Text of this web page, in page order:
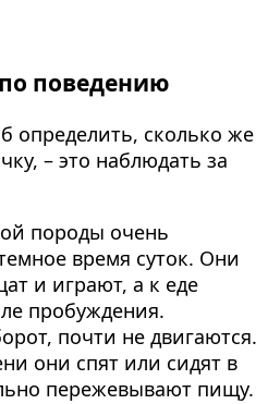
поведению
определить, сколько же
– это наблюдать за
породы очень
время суток. Они
и играют, а к еде
пробуждения.
почти не двигаются.
они спят или сидят в
пережевывают пищу.